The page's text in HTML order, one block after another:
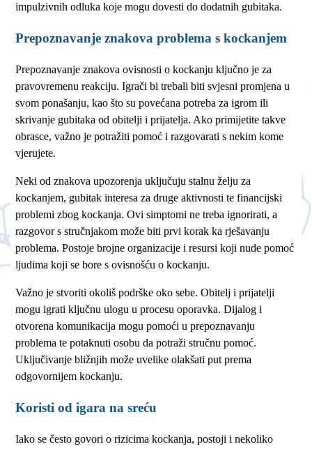
impulzivnih odluka koje mogu dovesti do dodatnih gubitaka.
Prepoznavanje znakova problema s kockanjem
Prepoznavanje znakova ovisnosti o kockanju ključno je za
pravovremenu reakciju. Igrači bi trebali biti svjesni promjena u
svom ponašanju, kao što su povećana potreba za igrom ili
skrivanje gubitaka od obitelji i prijatelja. Ako primijetite takve
obrasce, važno je potražiti pomoć i razgovarati s nekim kome
vjerujete.
Neki od znakova upozorenja uključuju stalnu želju za
kockanjem, gubitak interesa za druge aktivnosti te financijski
problemi zbog kockanja. Ovi simptomi ne treba ignorirati, a
razgovor s stručnjakom može biti prvi korak ka rješavanju
problema. Postoje brojne organizacije i resursi koji nude pomoć
ljudima koji se bore s ovisnošću o kockanju.
Važno je stvoriti okoliš podrške oko sebe. Obitelj i prijatelji
mogu igrati ključnu ulogu u procesu oporavka. Dijalog i
otvorena komunikacija mogu pomoći u prepoznavanju
problema te potaknuti osobu da potraži stručnu pomoć.
Uključivanje bližnjih može uvelike olakšati put prema
odgovornijem kockanju.
Koristi od igara na sreću
Iako se često govori o rizicima kockanja, postoji i nekoliko